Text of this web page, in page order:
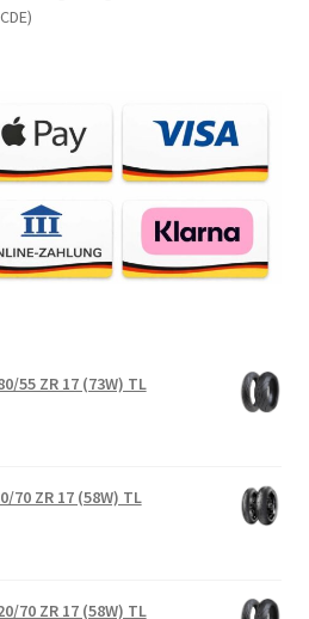
55 ZR 17 (73W) TL
70 ZR 17 (58W) TL
70 ZR 17 (58W) TL